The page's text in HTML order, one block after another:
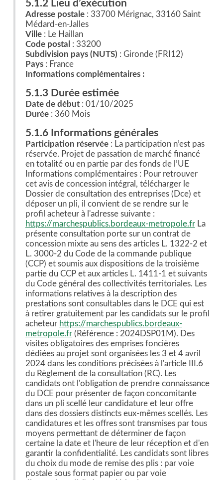
5.1.2 Lieu d’exécution
Adresse postale: 33700 Mérignac, 33160 Saint
Médard-en-Jalles
Ville: Le Haillan
Code postal : 33200
Subdivision pays (NUTS) : Gironde (FRI12)
Pays: France
Informations complémentaires :
5.1.3 Durée estimée
Date de début: 01/10/2025
Durée: 360 Mois
5.1.6 Informations générales
Participation réservée: La participation n’est pas
réservée. Projet de passation de marché financé
en totalité ou en partie par des fonds de l’UE
Informations complémentaires : Pour retrouver
cet avis de concession intégral, télécharger le
Dossier de consultation des entreprises (Dce) et
déposer un pli, il convient de se rendre sur le
profil acheteur à l'adresse suivante :
https://marchespublics.bordeaux-metropole.frLa
présente consultation porte sur un contrat de
concession mixte au sens des articles L. 1322-2 et
L. 3000-2 du Code de la commande publique
(CCP) et soumis aux dispositions de la troisième
partie du CCP et aux articles L. 1411-1 et suivants
du Code général des collectivités territoriales. Les
informations relatives à la description des
prestations sont consultables dans le DCE qui est
à retirer gratuitement par les candidats sur le profil
acheteur https://marchespublics.bordeaux-
metropole.fr(Référence : 2024DSP01M). Des
visites obligatoires des emprises foncières
dédiées au projet sont organisées les 3 et 4 avril
2024 dans les conditions précisées à l'article III.6
du Règlement de la consultation (RC). Les
candidats ont l'obligation de prendre connaissance
du DCE pour présenter de façon concomitante
dans un pli scellé leur candidature et leur offre
dans des dossiers distincts eux-mêmes scellés. Les
candidatures et les offres sont transmises par tous
moyens permettant de déterminer de façon
certaine la date et l'heure de leur réception et d'en
garantir la confidentialité. Les candidats sont libres
du choix du mode de remise des plis : par voie
postale sous format papier ou par voie